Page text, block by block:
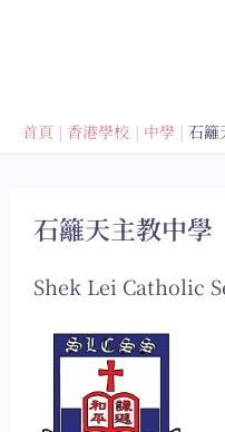
首頁 香港學校 中學 石籬
石籬天主教中學
Shek Lei Catholic